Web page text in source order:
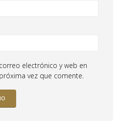
electrónico y web en
vez que comente.